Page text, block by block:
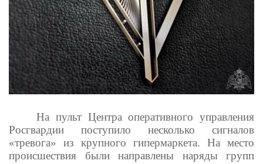
На пульт Центра оперативного управления
Росгвардии поступило несколько сигналов
«тревога» из крупного гипермаркета. На место
происшествия были направлены наряды групп